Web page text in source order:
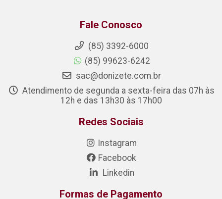
Fale Conosco
(85) 3392-6000
(85) 99623-6242
sac@donizete.com.br
Atendimento de segunda a sexta-feira das 07h às
12h e das 13h30 às 17h00
Redes Sociais
Instagram
Facebook
Linkedin
Formas de Pagamento